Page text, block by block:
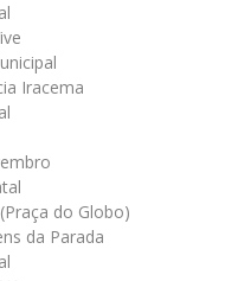
Iracema
do Globo)
da Parada